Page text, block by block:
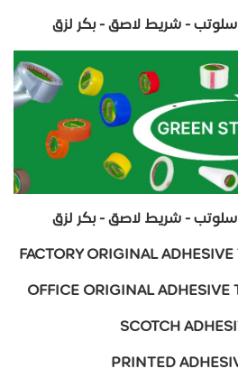
- شريط لاصق - بكر لزق
- شريط لاصق - بكر لزق